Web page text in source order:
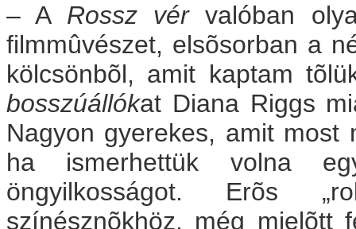
– A Rossz vérvalóban
filmmûvészet, elsõsorban a
kölcsönbõl, amit kaptam
bosszúállókat Diana Riggs
Nagyon gyerekes, amit most
ha ismerhettük volna
öngyilkosságot. Erõs
színésznõkhöz, még mielõtt